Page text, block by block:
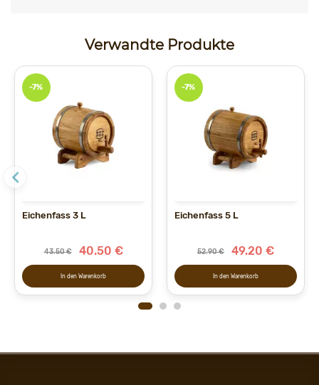
Verwandte Produkte
-7%
Eichenfass 3 L
43.50 € 40.50 €
In den Warenkorb
-7%
Eichenfass 5 L
52.90 € 49.20 €
In den Warenkorb